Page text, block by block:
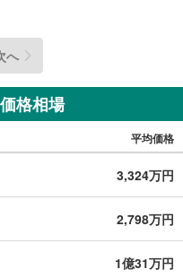
へ
格相場
平均価格
3,324万円
2,798万円
1億31万円